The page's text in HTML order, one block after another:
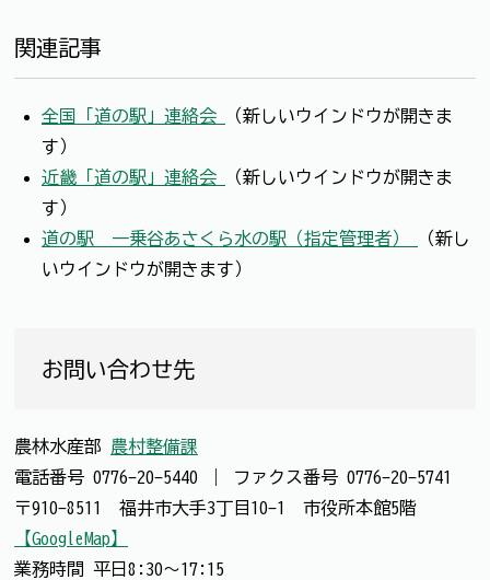
関連記事
全国「道の駅」連絡会
（新しいウインドウが開きま
す）
近畿「道の駅」連絡会
（新しいウインドウが開きま
す）
道の駅 一乗谷あさくら水の駅（指定管理者）
（新し
いウインドウが開きます）
お問い合わせ先
農林水産部 農村整備課
電話番号 0776-20-5440 ファクス番号 0776-20-5741
〒910-8511 福井市大手3丁目10-1 市役所本館5階
【GoogleMap】
業務時間 平日8:30～17:15